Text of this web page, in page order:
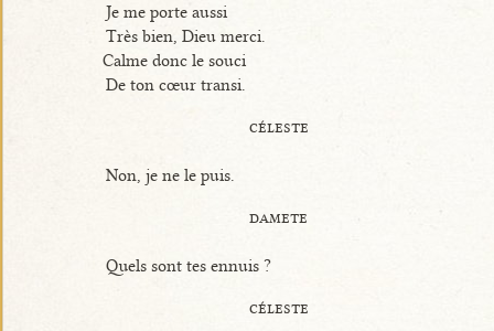
Je me porte aussi
Très bien, Dieu merci.
Calme donc le souci
De ton cœur transi.
céleste
Non, je ne le puis.
damete
Quels sont tes ennuis ?
céleste